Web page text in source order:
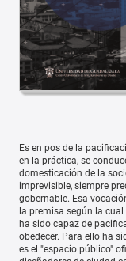
Es en pos de la
en la práctica, se
domesticación de la
imprevisible, siempre
gobernable. Esa
la premisa según la
ha sido capaz de
obedecer. Para ello ha
es el "espacio público"